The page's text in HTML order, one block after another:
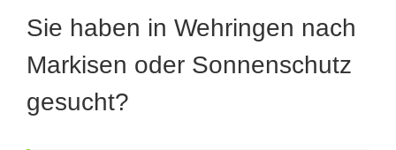
Sie haben in Wehringen nach
Markisen oder Sonnenschutz
gesucht?